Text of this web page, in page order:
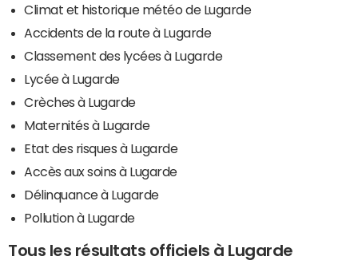
Climat et historique météo de Lugarde
Accidents de la route à Lugarde
Classement des lycées à Lugarde
Lycée à Lugarde
Crèches à Lugarde
Maternités à Lugarde
Etat des risques à Lugarde
Accès aux soins à Lugarde
Délinquance à Lugarde
Pollution à Lugarde
Tous les résultats officiels à Lugarde